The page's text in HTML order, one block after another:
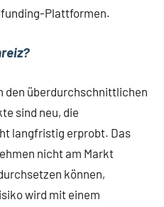
Plattformen.
den überdurchschnittlichen
sind neu, die
langfristig erprobt. Das
nicht am Markt
können,
wird mit einem